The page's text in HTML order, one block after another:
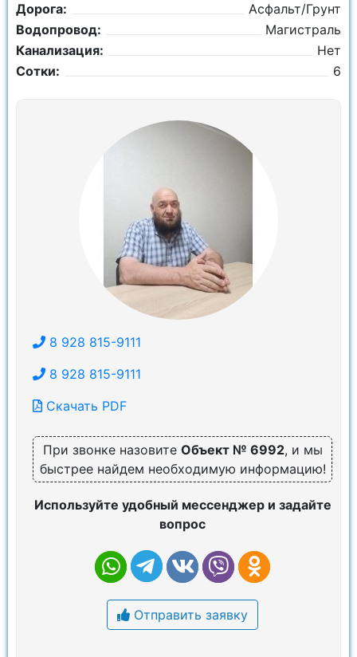
Дорога:
Асфальт/Грунт
Водопровод:
Магистраль
Канализация:
Нет
Сотки:
6
8 928 815-9111
8 928 815-9111
Скачать PDF
При звонке назовите Объект № 6992, и мы
быстрее найдем необходимую информацию!
Используйте удобный мессенджер и задайте
вопрос
Отправить заявку